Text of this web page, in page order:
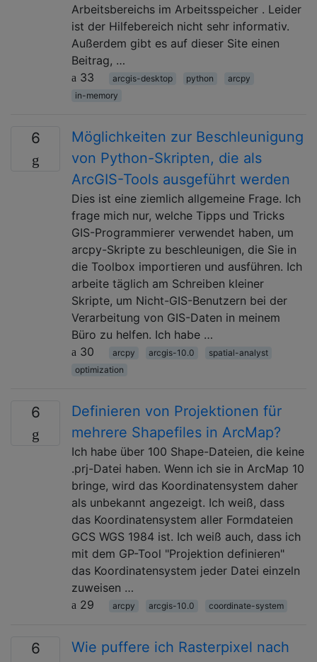
Arbeitsbereichs im Arbeitsspeicher . Leider
ist der Hilfebereich nicht sehr informativ.
Außerdem gibt es auf dieser Site einen
Beitrag, …
33
arcgis-desktop python
arcpy
in-memory
6
Möglichkeiten zur Beschleunigung
von Python-Skripten, die als
ArcGIS-Tools ausgeführt werden
Dies ist eine ziemlich allgemeine Frage. Ich
frage mich nur, welche Tipps und Tricks
GIS-Programmierer verwendet haben, um
arcpy-Skripte zu beschleunigen, die Sie in
die Toolbox importieren und ausführen. Ich
arbeite täglich am Schreiben kleiner
Skripte, um Nicht-GIS-Benutzern bei der
Verarbeitung von GIS-Daten in meinem
Büro zu helfen. Ich habe …
30
arcpy arcgis-10.0
spatial-analyst
optimization
6
Definieren von Projektionen für
mehrere Shapefiles in ArcMap?
Ich habe über 100 Shape-Dateien, die keine
.prj-Datei haben. Wenn ich sie in ArcMap 10
bringe, wird das Koordinatensystem daher
als unbekannt angezeigt. Ich weiß, dass
das Koordinatensystem aller Formdateien
GCS WGS 1984 ist. Ich weiß auch, dass ich
mit dem GP-Tool "Projektion definieren"
das Koordinatensystem jeder Datei einzeln
zuweisen …
29
arcpy arcgis-10.0 coordinate-system
6
Wie puffere ich Rasterpixel nach